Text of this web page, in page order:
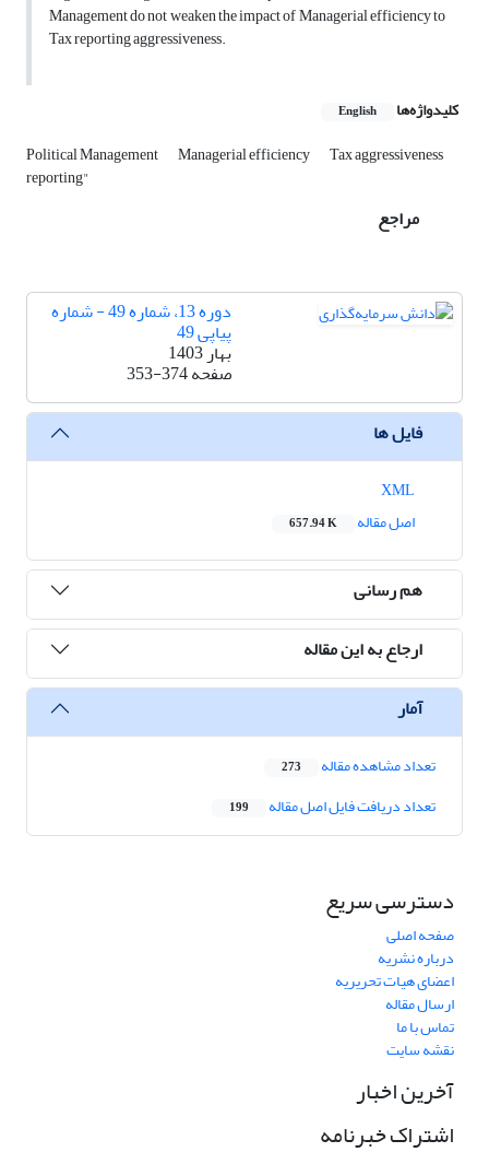
Management do not weaken the impact of Managerial efficiency to
Tax reporting aggressiveness.
کلیدواژه‌ها English
Political Management Managerial efficiency Tax aggressiveness
reporting"
مراجع
دوره 13، شماره 49 - شماره
پیاپی 49
بهار 1403
صفحه353-374
فایل ها
اصل مقاله
657.94 K
هم رسانی
ارجاع به این مقاله
آمار
تعداد مشاهده مقاله 273
تعداد دریافت فایل اصل مقاله 199
دسترسی سریع
صفحه اصلی
درباره نشریه
اعضای هیات تحریریه
ارسال مقاله
تماس با ما
نقشه سایت
آخرین اخبار
اشتراک خبرنامه